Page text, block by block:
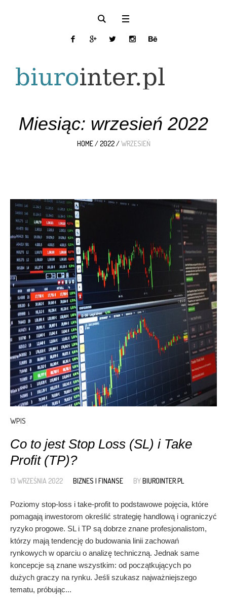
Miesiąc: wrzesień 2022
HOME /2022 /WRZESIEŃ
WPIS
Co to jest Stop Loss (SL) i Take
Profit (TP)?
13 WRZEŚNIA 2022 BIZNES I FINANSE BYBIUROINTER.PL
Poziomy stop-loss i take-profit to podstawowe pojęcia, które
pomagają inwestorom określić strategię handlową i ograniczyć
ryzyko progowe. SL i TP są dobrze znane profesjonalistom,
którzy mają tendencję do budowania linii zachowań
rynkowych w oparciu o analizę techniczną. Jednak same
koncepcje są znane wszystkim: od początkujących po
dużych graczy na rynku. Jeśli szukasz najważniejszego
tematu, próbując...